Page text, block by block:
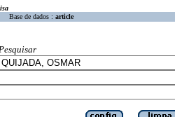
Base de dados : article